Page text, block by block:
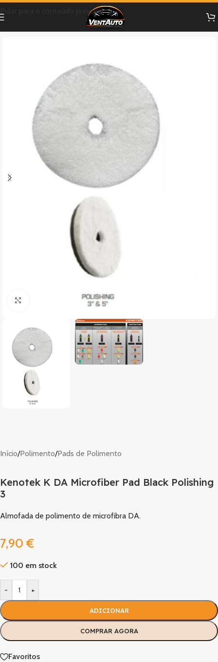
Pular para o conteúdo principal
Clique para ampliar
Início/Polimento/Pads de Polimento
Kenotek K DA Microfiber Pad Black Polishing
3
Almofada de polimento de microfibra DA.
7,90 €
100 em stock
- +
ADICIONAR
COMPRAR AGORA
Favoritos